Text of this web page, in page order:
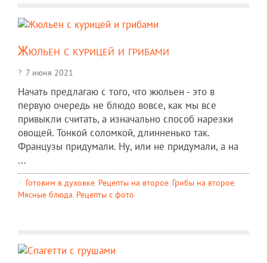
Жюльен с курицей и грибами
7 июня 2021
Начать предлагаю с того, что жюльен - это в
первую очередь не блюдо вовсе, как мы все
привыкли считать, а изначально способ нарезки
овощей. Тонкой соломкой, длинненько так.
Французы придумали. Ну, или не придумали, а на
...
Готовим в духовке, Рецепты на второе, Грибы на второе,
Мясные блюда, Рецепты c фото